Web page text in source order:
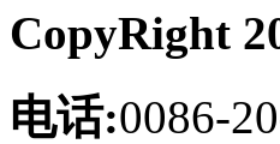
CopyRight
电话:0086-